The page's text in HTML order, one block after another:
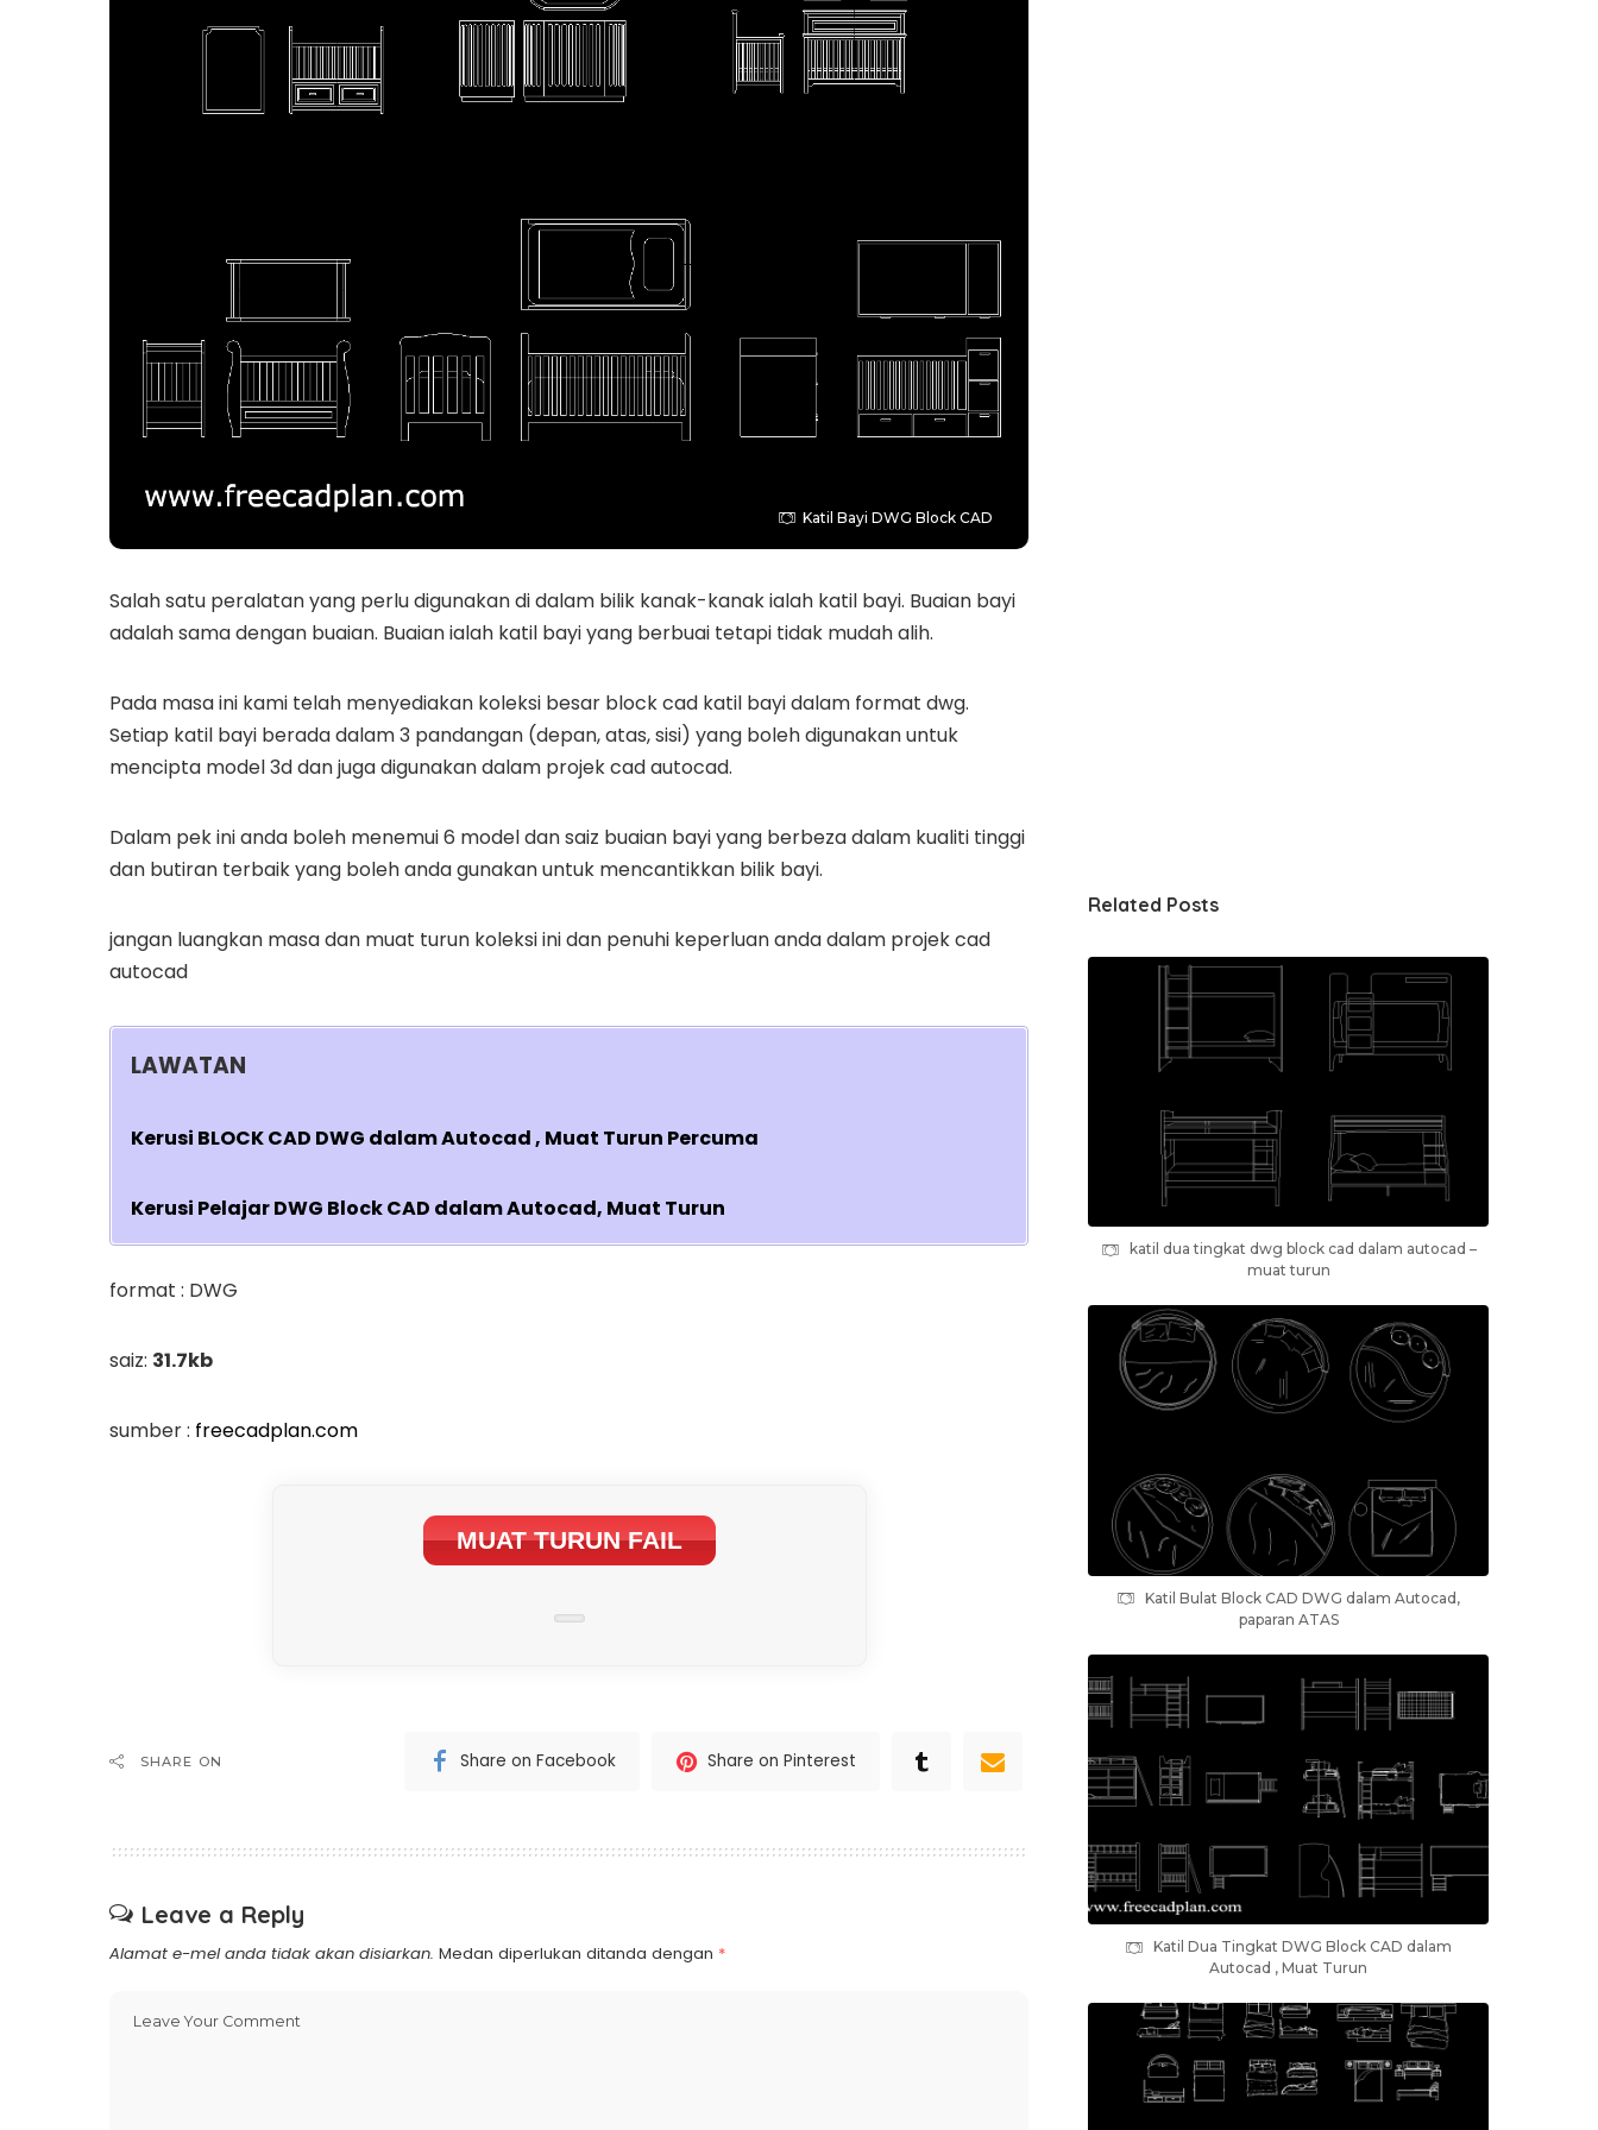
Katil Bayi DWG Block CAD
Salah satu peralatan yang perlu digunakan di dalam bilik kanak-kanak ialah katil bayi. Buaian bayi
adalah sama dengan buaian. Buaian ialah katil bayi yang berbuai tetapi tidak mudah alih.
Pada masa ini kami telah menyediakan koleksi besar block cad katil bayi dalam format dwg.
Setiap katil bayi berada dalam 3 pandangan (depan, atas, sisi) yang boleh digunakan untuk
mencipta model 3d dan juga digunakan dalam projek cad autocad.
Dalam pek ini anda boleh menemui 6 model dan saiz buaian bayi yang berbeza dalam kualiti tinggi
dan butiran terbaik yang boleh anda gunakan untuk mencantikkan bilik bayi.
jangan luangkan masa dan muat turun koleksi ini dan penuhi keperluan anda dalam projek cad
autocad
LAWATAN
Kerusi BLOCK CAD DWG dalam Autocad , Muat Turun Percuma
Kerusi Pelajar DWG Block CAD dalam Autocad, Muat Turun
format : DWG
saiz: 31.7kb
sumber : freecadplan.com
MUAT TURUN FAIL
SHARE ON Share on Facebook Share on Pinterest
Leave a Reply
Alamat e-mel anda tidak akan disiarkan. Medan diperlukan ditanda dengan *
Related Posts
katil dua tingkat dwg block cad dalam autocad –
muat turun
Katil Bulat Block CAD DWG dalam Autocad,
paparan ATAS
Katil Dua Tingkat DWG Block CAD dalam
Autocad , Muat Turun